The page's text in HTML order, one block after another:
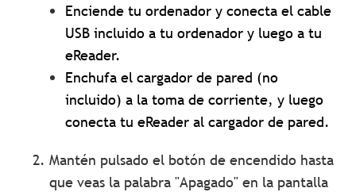
Enciende tu ordenador y conecta el cable
USB incluido a tu ordenador y luego a tu
eReader.
Enchufa el cargador de pared (no
incluido) a la toma de corriente, y luego
conecta tu eReader al cargador de pared.
Mantén pulsado el botón de encendido hasta
que veas la palabra "Apagado" en la pantalla